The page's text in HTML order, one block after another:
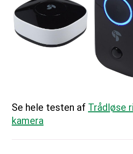
Se hele testen af Trådløse
kamera